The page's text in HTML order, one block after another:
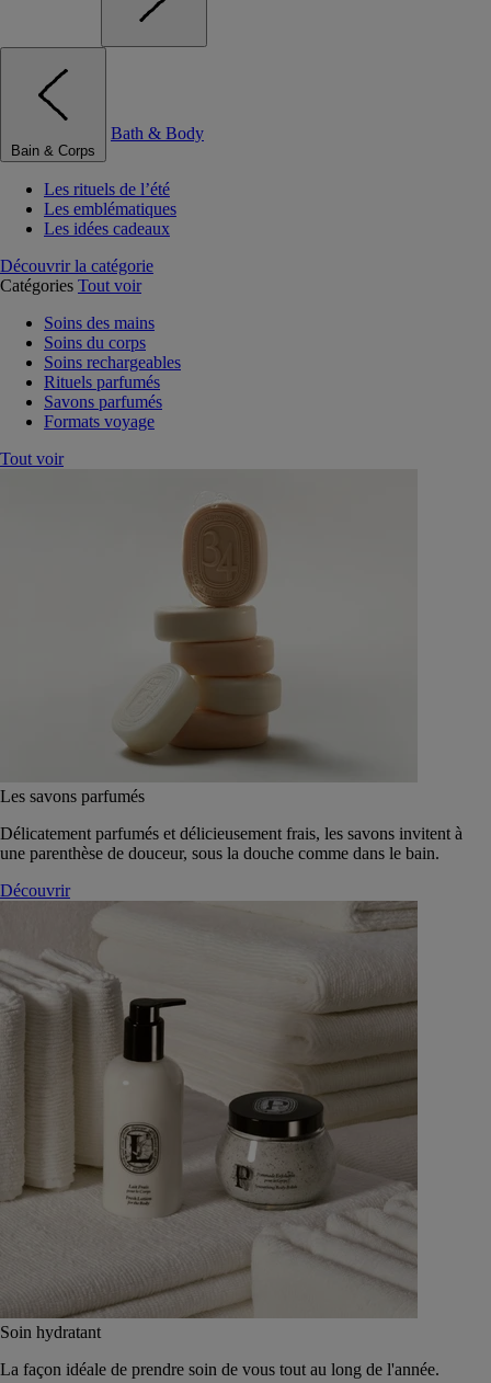
Bain & Corps
Bath & Body
Les rituels de l’été
Les emblématiques
Les idées cadeaux
Découvrir la catégorie
Catégories Tout voir
Soins des mains
Soins du corps
Soins rechargeables
Rituels parfumés
Savons parfumés
Formats voyage
Tout voir
Les savons parfumés
Délicatement parfumés et délicieusement frais, les savons invitent à
une parenthèse de douceur, sous la douche comme dans le bain.
Découvrir
Soin hydratant
La façon idéale de prendre soin de vous tout au long de l'année.